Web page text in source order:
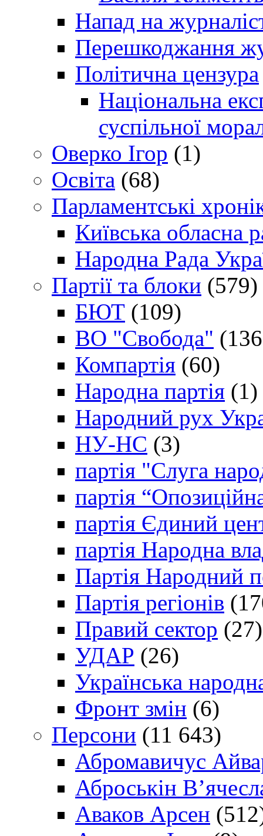
Напад на
Перешкоджання
Політична цензура
Національна
суспільної
Оверко Ігор (1)
Освіта (68)
Парламентські
Київська обласна
Народна Рада
Партії та блоки (579)
БЮТ (109)
ВО "Свобода"
Компартія (60)
Народна партія (1)
Народний рух
НУ-НС (3)
партія "Слуга
партія
партія Єдиний
партія Народна
Партія Народний
Партія регіонів
Правий сектор (27)
УДАР (26)
Українська
Фронт змін (6)
Персони (11 643)
Абромавичус
Аброськін
Аваков Арсен